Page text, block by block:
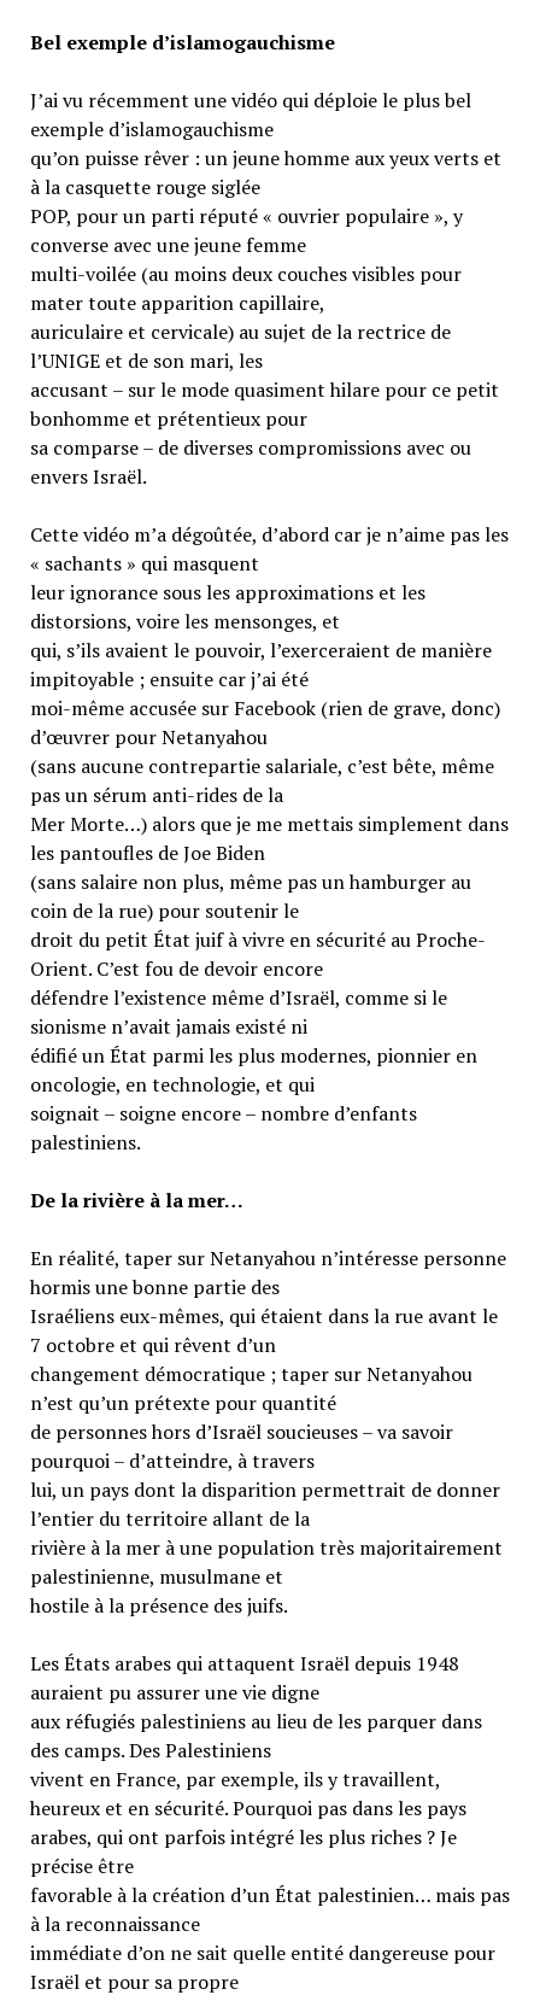
Bel exemple d’islamogauchisme
J’ai vu récemment une vidéo qui déploie le plus bel
exemple d’islamogauchisme
qu’on puisse rêver : un jeune homme aux yeux verts et
à la casquette rouge siglée
POP, pour un parti réputé « ouvrier populaire », y
converse avec une jeune femme
multi-voilée (au moins deux couches visibles pour
mater toute apparition capillaire,
auriculaire et cervicale) au sujet de la rectrice de
l’UNIGE et de son mari, les
accusant – sur le mode quasiment hilare pour ce petit
bonhomme et prétentieux pour
sa comparse – de diverses compromissions avec ou
envers Israël.
Cette vidéo m’a dégoûtée, d’abord car je n’aime pas les
« sachants » qui masquent
leur ignorance sous les approximations et les
distorsions, voire les mensonges, et
qui, s’ils avaient le pouvoir, l’exerceraient de manière
impitoyable ; ensuite car j’ai été
moi-même accusée sur Facebook (rien de grave, donc)
d’œuvrer pour Netanyahou
(sans aucune contrepartie salariale, c’est bête, même
pas un sérum anti-rides de la
Mer Morte…) alors que je me mettais simplement dans
les pantoufles de Joe Biden
(sans salaire non plus, même pas un hamburger au
coin de la rue) pour soutenir le
droit du petit État juif à vivre en sécurité au Proche-
Orient. C’est fou de devoir encore
défendre l’existence même d’Israël, comme si le
sionisme n’avait jamais existé ni
édifié un État parmi les plus modernes, pionnier en
oncologie, en technologie, et qui
soignait – soigne encore – nombre d’enfants
palestiniens.
De la rivière à la mer…
En réalité, taper sur Netanyahou n’intéresse personne
hormis une bonne partie des
Israéliens eux-mêmes, qui étaient dans la rue avant le
7 octobre et qui rêvent d’un
changement démocratique ; taper sur Netanyahou
n’est qu’un prétexte pour quantité
de personnes hors d’Israël soucieuses – va savoir
pourquoi – d’atteindre, à travers
lui, un pays dont la disparition permettrait de donner
l’entier du territoire allant de la
rivière à la mer à une population très majoritairement
palestinienne, musulmane et
hostile à la présence des juifs.
Les États arabes qui attaquent Israël depuis 1948
auraient pu assurer une vie digne
aux réfugiés palestiniens au lieu de les parquer dans
des camps. Des Palestiniens
vivent en France, par exemple, ils y travaillent,
heureux et en sécurité. Pourquoi pas dans les pays
arabes, qui ont parfois intégré les plus riches ? Je
précise être
favorable à la création d’un État palestinien… mais pas
à la reconnaissance
immédiate d’on ne sait quelle entité dangereuse pour
Israël et pour sa propre